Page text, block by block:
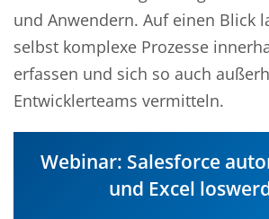
und Anwendern. Auf einen Blick
selbst komplexe Prozesse
erfassen und sich so auch
Entwicklerteams vermitteln.
Webinar: Salesforce
und Excel